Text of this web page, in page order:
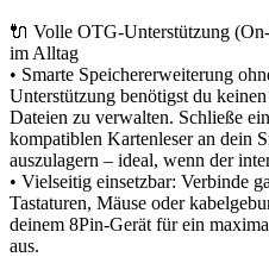
🔌 Volle OTG-Unterstützung
im Alltag
• Smarte Speichererweiterung
Unterstützung benötigst du
Dateien zu verwalten. Schließe
kompatiblen Kartenleser an dein
auszulagern – ideal, wenn der
• Vielseitig einsetzbar: Verbinde
Tastaturen, Mäuse oder
deinem 8Pin-Gerät für ein
aus.